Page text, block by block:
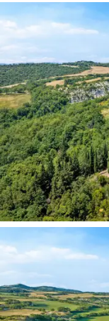
Die Wurzeln der
zurück und sie
Siedlung in
Hügel, von dem
wurde das
ursprünglichen
modernen
mit der
Die Innenräume
alten Steinen
einladende, aber
während moderne
geschlagene
verleihen. Die
ist ein heiliger